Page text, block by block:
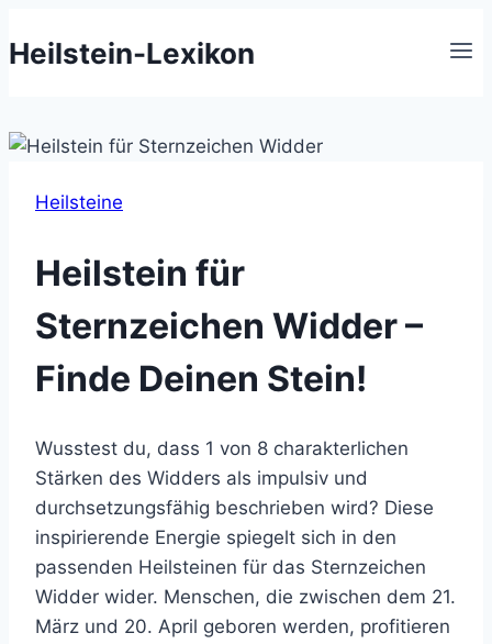
Inhalt
Heilstein-Lexikon
Heilsteine
Heilstein für
Sternzeichen Widder –
Finde Deinen Stein!
Wusstest du, dass 1 von 8 charakterlichen
Stärken des Widders als impulsiv und
durchsetzungsfähig beschrieben wird? Diese
inspirierende Energie spiegelt sich in den
passenden Heilsteinen für das Sternzeichen
Widder wider. Menschen, die zwischen dem 21.
März und 20. April geboren werden, profitieren